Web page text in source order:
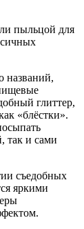
пыльцой для
названий,
глиттер,
«блёстки».
так и сами
съедобных
яркими